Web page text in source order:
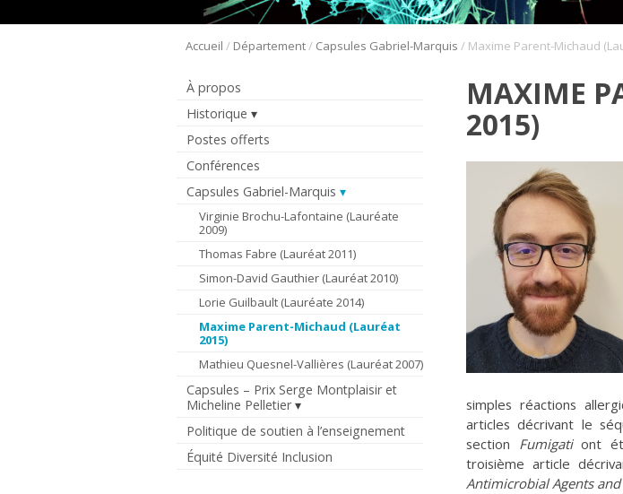
Accueil / Département/ Capsules Gabriel-Marquis /
À propos
Historique
Postes offerts
Conférences
Capsules Gabriel-Marquis
Virginie Brochu-Lafontaine (Lauréate
2009)
Thomas Fabre (Lauréat 2011)
Simon-David Gauthier (Lauréat 2010)
Lorie Guilbault (Lauréate 2014)
Maxime Parent-Michaud (Lauréat
2015)
Mathieu Quesnel-Vallières (Lauréat 2007)
Capsules – Prix Serge Montplaisir et
Micheline Pelletier
Politique de soutien à l’enseignement
Équité Diversité Inclusion
MAXIME
2015)
simples réactions
articles décrivant le
section Fumigationt
troisième article
Antimicrobial Agents